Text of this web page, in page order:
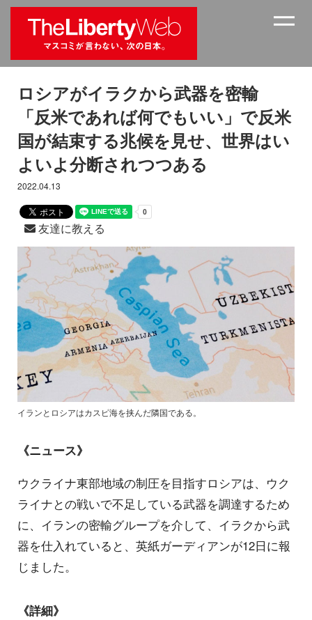
ロシアがイラクから武器を密輸
「反米であれば何でもいい」で反米
国が結束する兆候を見せ、世界はい
よいよ分断されつつある
2022.04.13
友達に教える
イランとロシアはカスピ海を挟んだ隣国である。
《ニュース》
ウクライナ東部地域の制圧を目指すロシアは、ウク
ライナとの戦いで不足している武器を調達するため
に、イランの密輸グループを介して、イラクから武
器を仕入れていると、英紙ガーディアンが12日に報
じました。
《詳細》